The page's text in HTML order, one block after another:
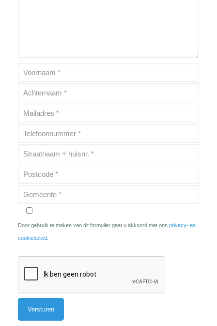
Door gebruik te maken van dit formulier gaat u akkoord met ons privacy- en
cookiebeleid.